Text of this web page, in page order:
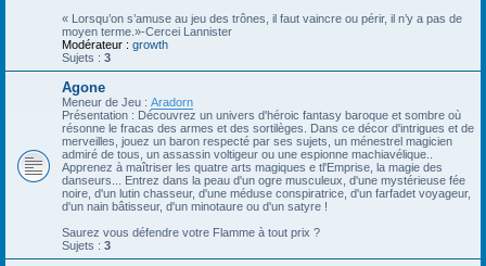
« Lorsqu’on s’amuse au jeu des trônes, il faut vaincre ou périr, il n’y a pas de
moyen terme.»-Cercei Lannister
Modérateur : growth
Sujets : 3
Agone
Meneur de Jeu : Aradorn
Présentation : Découvrez un univers d'héroic fantasy baroque et sombre où
résonne le fracas des armes et des sortilèges. Dans ce décor d'intrigues et de
merveilles, jouez un baron respecté par ses sujets, un ménestrel magicien
admiré de tous, un assassin voltigeur ou une espionne machiavélique..
Apprenez à maîtriser les quatre arts magiques e tl'Emprise, la magie des
danseurs... Entrez dans la peau d'un ogre musculeux, d'une mystérieuse fée
noire, d'un lutin chasseur, d'une méduse conspiratrice, d'un farfadet voyageur,
d'un nain bâtisseur, d'un minotaure ou d'un satyre !
Saurez vous défendre votre Flamme à tout prix ?
Sujets : 3